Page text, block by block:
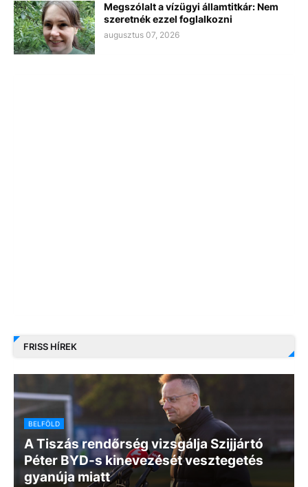
Megszólalt a vízügyi államtitkár: Nem
szeretnék ezzel foglalkozni
augusztus 07, 2026
FRISS HÍREK
BELFÖLD
A Tiszás rendőrség vizsgálja Szijjártó
Péter BYD-s kinevezését vesztegetés
gyanúja miatt